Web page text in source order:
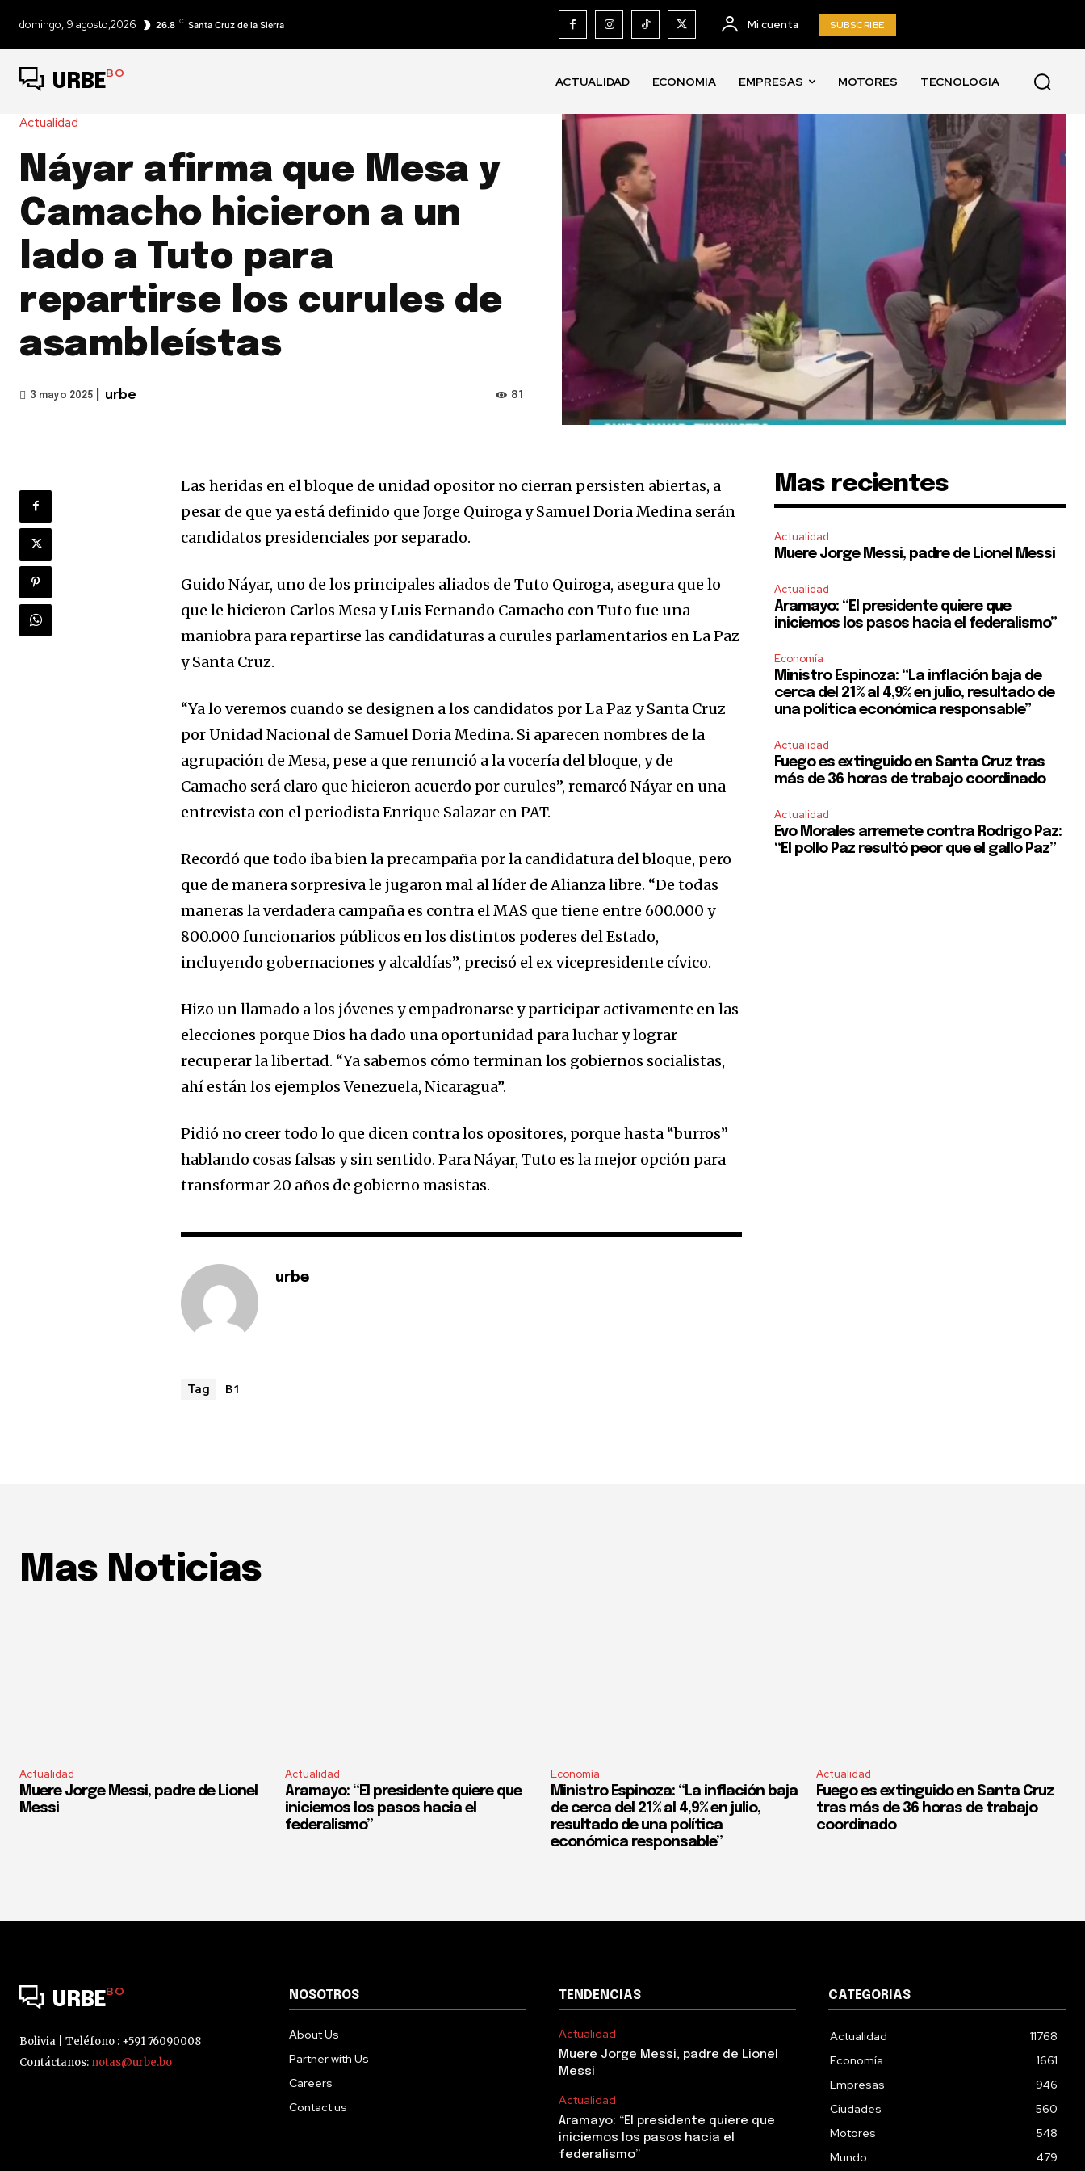
domingo, 9 agosto,2026 26.8 C Santa Cruz de la Sierra Mi cuenta SUBSCRIBE
URBEBO
ACTUALIDAD ECONOMIA EMPRESAS MOTORES TECNOLOGIA
Actualidad
Náyar afirma que Mesa y
Camacho hicieron a un
lado a Tuto para
repartirse los curules de
asambleístas
3 mayo 2025 urbe 81
Las heridas en el bloque de unidad opositor no cierran persisten abiertas, a
pesar de que ya está definido que Jorge Quiroga y Samuel Doria Medina serán
candidatos presidenciales por separado.
Guido Náyar, uno de los principales aliados de Tuto Quiroga, asegura que lo
que le hicieron Carlos Mesa y Luis Fernando Camacho con Tuto fue una
maniobra para repartirse las candidaturas a curules parlamentarios en La Paz
y Santa Cruz.
“Ya lo veremos cuando se designen a los candidatos por La Paz y Santa Cruz
por Unidad Nacional de Samuel Doria Medina. Si aparecen nombres de la
agrupación de Mesa, pese a que renunció a la vocería del bloque, y de
Camacho será claro que hicieron acuerdo por curules”, remarcó Náyar en una
entrevista con el periodista Enrique Salazar en PAT.
Recordó que todo iba bien la precampaña por la candidatura del bloque, pero
que de manera sorpresiva le jugaron mal al líder de Alianza libre. “De todas
maneras la verdadera campaña es contra el MAS que tiene entre 600.000 y
800.000 funcionarios públicos en los distintos poderes del Estado,
incluyendo gobernaciones y alcaldías”, precisó el ex vicepresidente cívico.
Hizo un llamado a los jóvenes y empadronarse y participar activamente en las
elecciones porque Dios ha dado una oportunidad para luchar y lograr
recuperar la libertad. “Ya sabemos cómo terminan los gobiernos socialistas,
ahí están los ejemplos Venezuela, Nicaragua”.
Pidió no creer todo lo que dicen contra los opositores, porque hasta “burros”
hablando cosas falsas y sin sentido. Para Náyar, Tuto es la mejor opción para
transformar 20 años de gobierno masistas.
urbe
Tag B1
Mas recientes
Actualidad
Muere Jorge Messi, padre de Lionel Messi
Actualidad
Aramayo: “El presidente quiere que
iniciemos los pasos hacia el federalismo”
Economía
Ministro Espinoza: “La inflación baja de
cerca del 21% al 4,9% en julio, resultado de
una política económica responsable”
Actualidad
Fuego es extinguido en Santa Cruz tras
más de 36 horas de trabajo coordinado
Actualidad
Evo Morales arremete contra Rodrigo Paz:
“El pollo Paz resultó peor que el gallo Paz”
Mas Noticias
Actualidad
Muere Jorge Messi, padre de Lionel
Messi
Actualidad
Aramayo: “El presidente quiere que
iniciemos los pasos hacia el
federalismo”
Economía
Ministro Espinoza: “La inflación baja
de cerca del 21% al 4,9% en julio,
resultado de una política
económica responsable”
Actualidad
Fuego es extinguido en Santa Cruz
tras más de 36 horas de trabajo
coordinado
URBEBO
Bolivia | Teléfono : +591 76090008
Contáctanos: notas@urbe.bo
NOSOTROS
About Us
Partner with Us
Careers
Contact us
TENDENCIAS
Actualidad
Muere Jorge Messi, padre de Lionel
Messi
Actualidad
Aramayo: “El presidente quiere que
iniciemos los pasos hacia el
federalismo”
CATEGORIAS
Actualidad
11768
Economía
1661
Empresas
946
Ciudades
560
Motores
548
Mundo
479